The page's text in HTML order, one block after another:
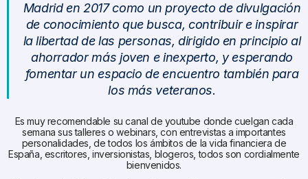
Madrid en 2017 como un proyecto de divulgación
de conocimiento que busca, contribuir e inspirar
la libertad de las personas, dirigido en principio al
ahorrador más joven e inexperto, y esperando
fomentar un espacio de encuentro también para
los más veteranos.
Es muy recomendable su canal de youtube donde cuelgan cada
semana sus talleres o webinars, con entrevistas a importantes
personalidades, de todos los ámbitos de la vida financiera de
España, escritores, inversionistas, blogeros, todos son cordialmente
bienvenidos.